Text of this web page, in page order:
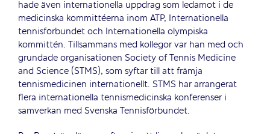
hade även internationella uppdrag som ledamot i de
medicinska kommittéerna inom ATP, Internationella
tennisförbundet och Internationella olympiska
kommittén. Tillsammans med kollegor var han med och
grundade organisationen Society of Tennis Medicine
and Science (STMS), som syftar till att främja
tennismedicinen internationellt. STMS har arrangerat
flera internationella tennismedicinska konferenser i
samverkan med Svenska Tennisförbundet.